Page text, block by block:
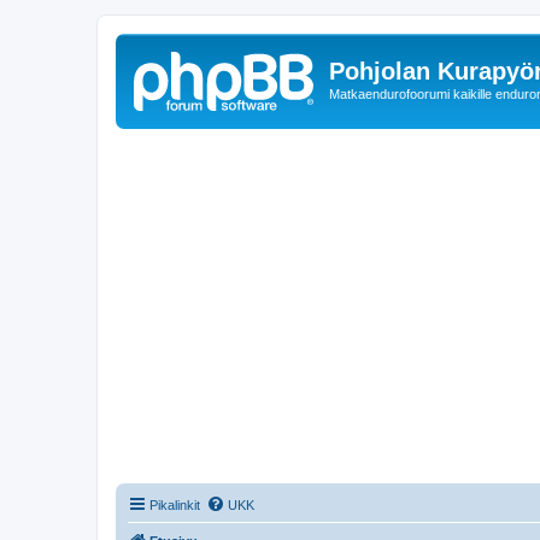
Pohjolan
Matkaendurofoorumi kaikille
Pikalinkit UKK